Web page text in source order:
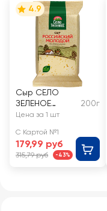
4.9
Сыр СЕЛО
ЗЕЛЕНОЕ
Российский
200г
Цена за 1 шт
С Картой №1
179,99 руб
315,79 руб -43%